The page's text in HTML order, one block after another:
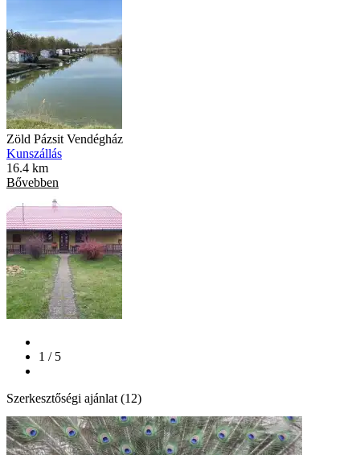
Zöld Pázsit Vendégház
Kunszállás
16.4 km
Bővebben
1 / 5
Szerkesztőségi ajánlat (12)